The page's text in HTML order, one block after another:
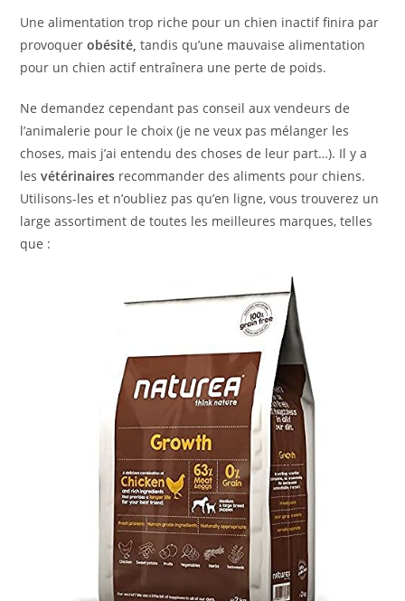
Une alimentation trop riche pour un chien inactif finira par
provoquerobésité,tandis qu’une mauvaise alimentation
pour un chien actif entraînera une perte de poids.
Ne demandez cependant pas conseil aux vendeurs de
l’animalerie pour le choix (je ne veux pas mélanger les
choses, mais j’ai entendu des choses de leur part…). Il y a
lesvétérinaires recommander des aliments pour chiens.
Utilisons-les et n’oubliez pas qu’en ligne, vous trouverez un
large assortiment de toutes les meilleures marques, telles
que :